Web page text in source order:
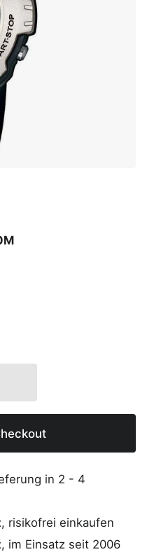
in 2 - 4
, risikofrei einkaufen
, im Einsatz seit 2006